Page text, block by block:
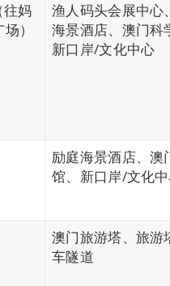
妈
）
渔人码头会展中心
海景酒店、澳门科
新口岸/文化中心
励庭海景酒店、澳
馆、新口岸/文化
澳门旅游塔、旅游
车隧道